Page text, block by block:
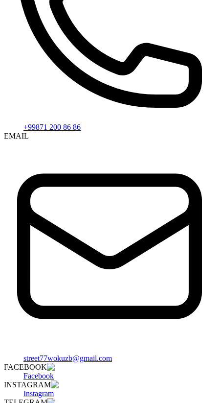
+99871 200 86 86
EMAIL
street77wokuzb@gmail.com
FACEBOOK
Facebook
INSTAGRAM
Instagram